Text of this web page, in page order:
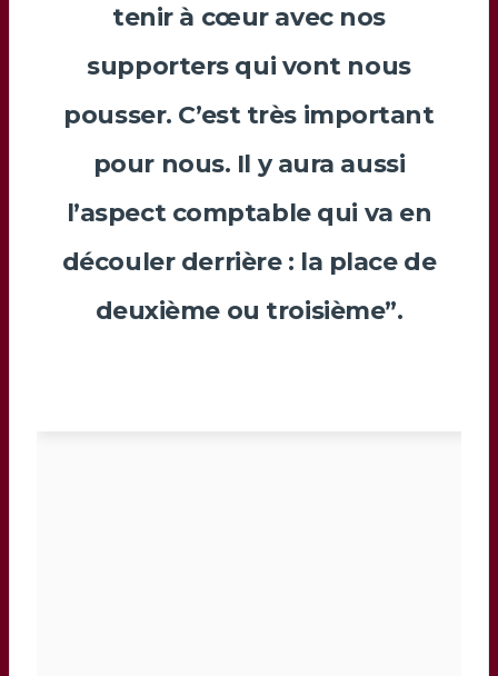
tenir à cœur avec nos
supporters qui vont nous
pousser. C’est très important
pour nous. Il y aura aussi
l’aspect comptable qui va en
découler derrière : la place de
deuxième ou troisième”.